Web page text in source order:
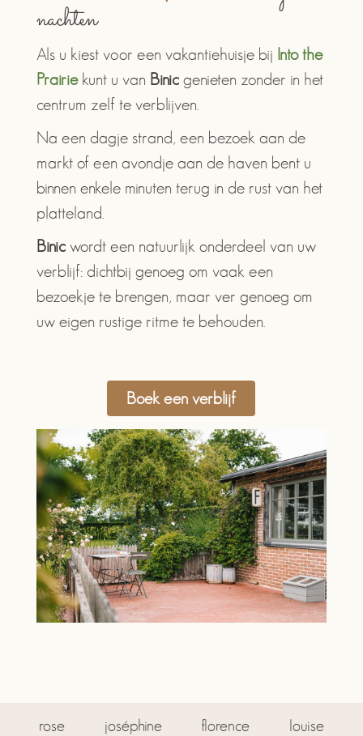
nachten
Als u kiest voor een vakantiehuisje bij Into the
Prairiekunt u van Binicgenieten zonder in het
centrum zelf te verblijven.
Na een dagje strand, een bezoek aan de
markt of een avondje aan de haven bent u
binnen enkele minuten terug in de rust van het
platteland.
Binicwordt een natuurlijk onderdeel van uw
verblijf: dichtbij genoeg om vaak een
bezoekje te brengen, maar ver genoeg om
uw eigen rustige ritme te behouden.
Boek een verblijf
rose joséphine florence louise